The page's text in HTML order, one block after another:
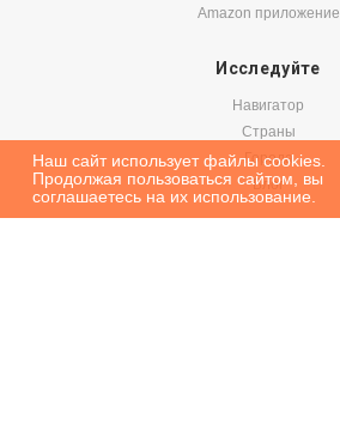
Amazon приложение
Исследуйте
Навигатор
Страны
Города
Блог
Наш сайт использует файлы cookies.
Продолжая пользоваться сайтом, вы
соглашаетесь на их использование.